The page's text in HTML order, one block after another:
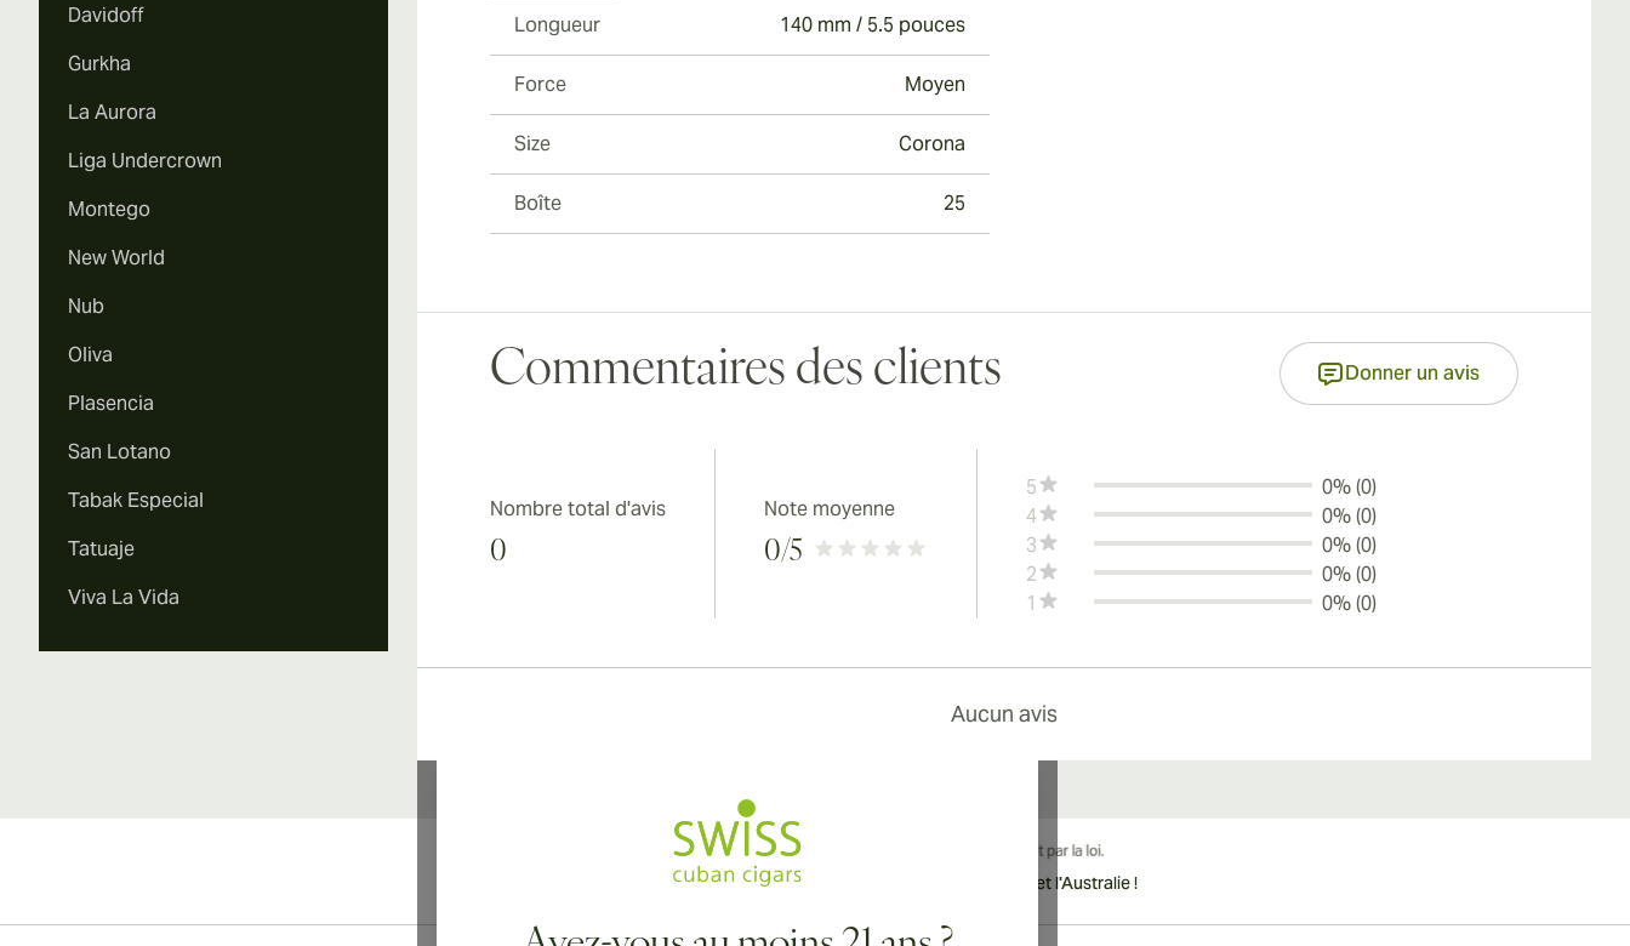
Davidoff
Gurkha
La Aurora
Liga Undercrown
Montego
New World
Nub
Oliva
Plasencia
San Lotano
Tabak Especial
Tatuaje
Viva La Vida
Longueur 140 mm / 5.5 pouces
Force Moyen
Size Corona
Boîte 25
Commentaires des clients Donner un avis
Nombre total d'avis
0
Note moyenne
0/5
5
0% (0)
4
0% (0)
3
0% (0)
2
0% (0)
1
0% (0)
Aucun avis
Livraison internationale disponible vers le Canada, le Royaume-Uni et l'Australie !